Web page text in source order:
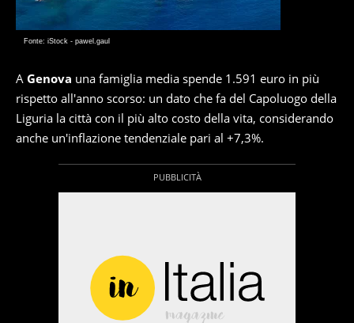
Fonte: iStock - pawel.gaul
A Genova una famiglia media spende 1.591 euro in più
rispetto all'anno scorso: un dato che fa del Capoluogo della
Liguria la città con il più alto costo della vita, considerando
anche un'inflazione tendenziale pari al +7,3%.